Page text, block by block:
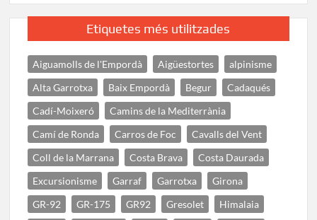
Etiquetes més utilitzades
Aiguamolls de l'Empordà Aigüestortes
alpinisme
Alta Garrotxa
Baix Empordà Begur
Cadaqués
Cadí-Moixeró
Camins de la Mediterrània
Camí de Ronda
Carros de Foc
Cavalls del Vent
Coll de la Marrana
Costa Brava
Costa Daurada
Excursionisme
Garraf Garrotxa
Girona
GR-92
GR-175 GR92 Gresolet
Himalaia